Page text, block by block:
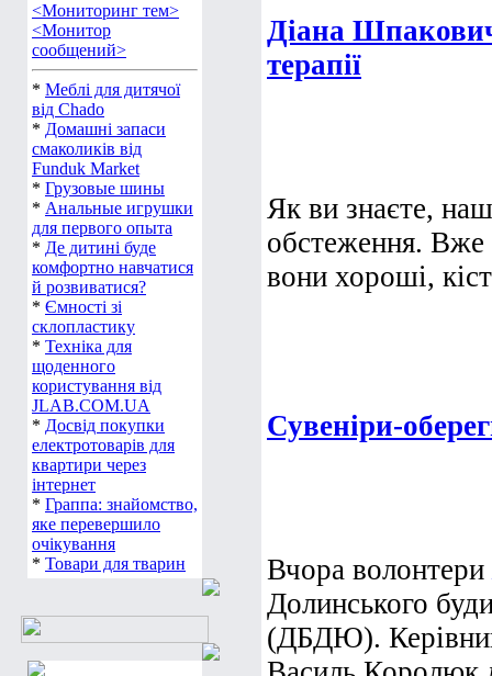
<Мониторинг тем>
<Монитор
сообщений>
* Меблі для дитячої
від Chado
* Домашні запаси
смаколиків від
Funduk Market
* Грузовые шины
* Анальные игрушки
для первого опыта
* Де дитині буде
комфортно навчатися
й розвиватися?
* Ємності зі
склопластику
* Техніка для
щоденного
користування від
JLAB.COM.UA
* Досвід покупки
електротоварів для
квартири через
інтернет
* Граппа: знайомство,
яке перевершило
очікування
* Товари для тварин
Діана
терапії
Як ви знаєте,
обстеження. Вже
вони хороші,
Сувеніри-
Вчора волонтери
Долинського
(ДБДЮ).